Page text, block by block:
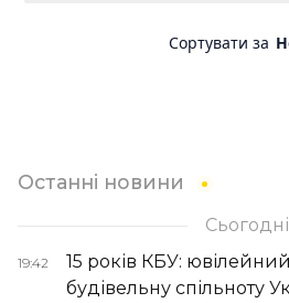
Останні новини
Сьогодні
19:42
15 років КБУ: ювілейний
будівельну спільноту